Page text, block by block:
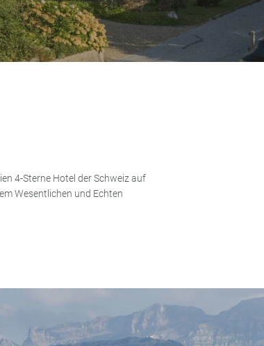
4-Sterne Hotel der Schweiz auf
Wesentlichen und Echten